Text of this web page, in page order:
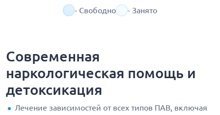
- Свободно - Занято
Современная
наркологическая помощь и
детоксикация
Лечение зависимостей от всех типов ПАВ, включая